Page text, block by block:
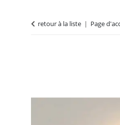
retour à la liste Page